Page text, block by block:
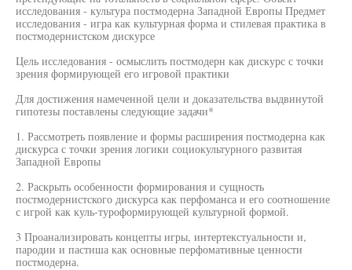
исследования - культура постмодерна Западной Европы Предмет
исследования - игра как культурная форма и стилевая практика в
постмодернистском дискурсе
Цель исследования - осмыслить постмодерн как дискурс с точки
зрения формирующей его игровой практики
Для достижения намеченной цели и доказательства выдвинутой
гипотезы поставлены следующие задачи*
1. Рассмотреть появление и формы расширения постмодерна как
дискурса с точки зрения логики социокультурного развитая
Западной Европы
2. Раскрыть особенности формирования и сущность
постмодернистского дискурса как перфоманса и его соотношение
с игрой как куль-туроформирующей культурной формой.
3 Проанализировать концепты игры, интертекстуальности и,
пародии и пастиша как основные перфомативные ценности
постмодерна.